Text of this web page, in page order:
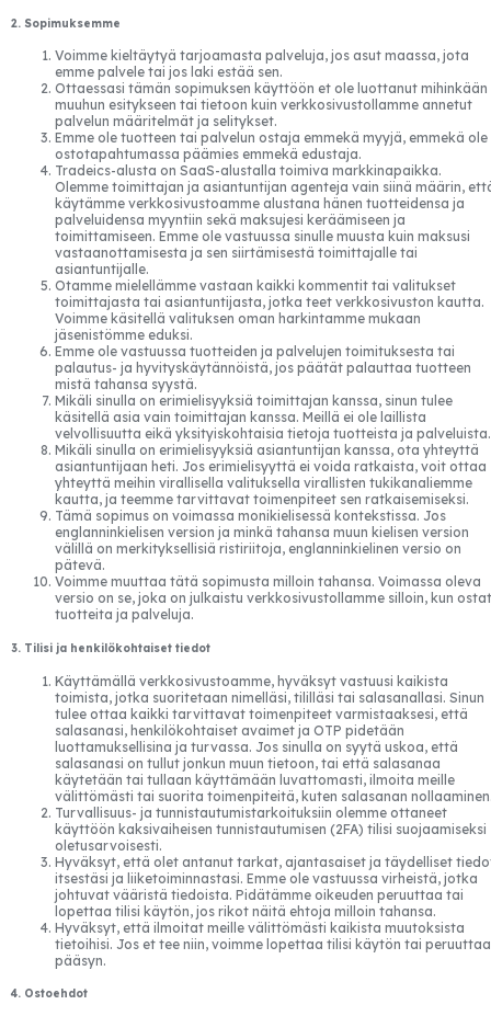
2. Sopimuksemme
Voimme kieltäytyä tarjoamasta palveluja, jos asut maassa, jota
emme palvele tai jos laki estää sen.
Ottaessasi tämän sopimuksen käyttöön et ole luottanut mihinkään
muuhun esitykseen tai tietoon kuin verkkosivustollamme annetut
palvelun määritelmät ja selitykset.
Emme ole tuotteen tai palvelun ostaja emmekä myyjä, emmekä ole
ostotapahtumassa päämies emmekä edustaja.
Tradeics-alusta on SaaS-alustalla toimiva markkinapaikka.
Olemme toimittajan ja asiantuntijan agenteja vain siinä määrin,
käytämme verkkosivustoamme alustana hänen tuotteidensa ja
palveluidensa myyntiin sekä maksujesi keräämiseen ja
toimittamiseen. Emme ole vastuussa sinulle muusta kuin maksusi
vastaanottamisesta ja sen siirtämisestä toimittajalle tai
asiantuntijalle.
Otamme mielellämme vastaan kaikki kommentit tai valitukset
toimittajasta tai asiantuntijasta, jotka teet verkkosivuston kautta.
Voimme käsitellä valituksen oman harkintamme mukaan
jäsenistömme eduksi.
Emme ole vastuussa tuotteiden ja palvelujen toimituksesta tai
palautus- ja hyvityskäytännöistä, jos päätät palauttaa tuotteen
mistä tahansa syystä.
Mikäli sinulla on erimielisyyksiä toimittajan kanssa, sinun tulee
käsitellä asia vain toimittajan kanssa. Meillä ei ole laillista
velvollisuutta eikä yksityiskohtaisia tietoja tuotteista ja palveluista.
Mikäli sinulla on erimielisyyksiä asiantuntijan kanssa, ota yhteyttä
asiantuntijaan heti. Jos erimielisyyttä ei voida ratkaista, voit ottaa
yhteyttä meihin virallisella valituksella virallisten tukikanaliemme
kautta, ja teemme tarvittavat toimenpiteet sen ratkaisemiseksi.
Tämä sopimus on voimassa monikielisessä kontekstissa. Jos
englanninkielisen version ja minkä tahansa muun kielisen version
välillä on merkityksellisiä ristiriitoja, englanninkielinen versio on
pätevä.
Voimme muuttaa tätä sopimusta milloin tahansa. Voimassa oleva
versio on se, joka on julkaistu verkkosivustollamme silloin, kun ostat
tuotteita ja palveluja.
3. Tilisi ja henkilökohtaiset tiedot
Käyttämällä verkkosivustoamme, hyväksyt vastuusi kaikista
toimista, jotka suoritetaan nimelläsi, tililläsi tai salasanallasi. Sinun
tulee ottaa kaikki tarvittavat toimenpiteet varmistaaksesi, että
salasanasi, henkilökohtaiset avaimet ja OTP pidetään
luottamuksellisina ja turvassa. Jos sinulla on syytä uskoa, että
salasanasi on tullut jonkun muun tietoon, tai että salasanaa
käytetään tai tullaan käyttämään luvattomasti, ilmoita meille
välittömästi tai suorita toimenpiteitä, kuten salasanan
Turvallisuus- ja tunnistautumistarkoituksiin olemme ottaneet
käyttöön kaksivaiheisen tunnistautumisen (2FA) tilisi suojaamiseksi
oletusarvoisesti.
Hyväksyt, että olet antanut tarkat, ajantasaiset ja täydelliset
itsestäsi ja liiketoiminnastasi. Emme ole vastuussa virheistä, jotka
johtuvat vääristä tiedoista. Pidätämme oikeuden peruuttaa tai
lopettaa tilisi käytön, jos rikot näitä ehtoja milloin tahansa.
Hyväksyt, että ilmoitat meille välittömästi kaikista muutoksista
tietoihisi. Jos et tee niin, voimme lopettaa tilisi käytön tai peruuttaa
pääsyn.
4. Ostoehdot